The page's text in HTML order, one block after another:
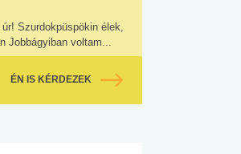
Szurdokpüspökin élek,
Jobbágyiban voltam...
ÉN IS KÉRDEZEK